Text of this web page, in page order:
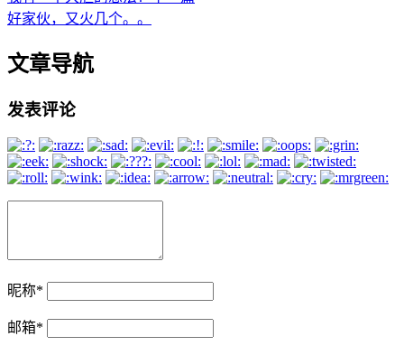
好家伙，又火几个。。
文章导航
发表评论
昵称*
邮箱*